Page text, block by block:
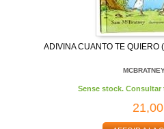
ADIVINA CUANTO TE QUIERO
Sense stock.